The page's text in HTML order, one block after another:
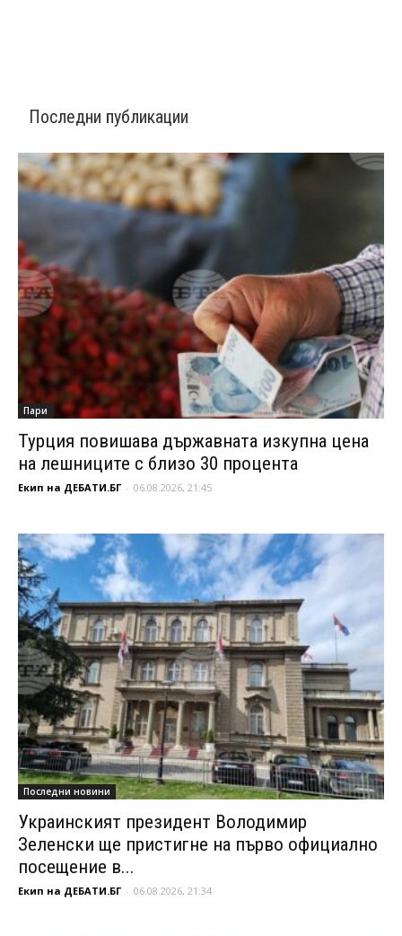
Последни публикации
Пари
Турция повишава държавната изкупна цена
на лешниците с близо 30 процента
Екип на ДЕБАТИ.БГ - 06.08.2026, 21:45
Последни новини
Украинският президент Володимир
Зеленски ще пристигне на първо официално
посещение в...
Екип на ДЕБАТИ.БГ - 06.08.2026, 21:34